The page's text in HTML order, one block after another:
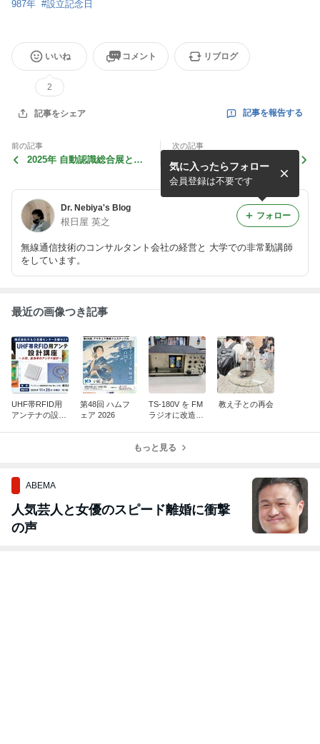
987年 #設立記念日
いいね
2
コメント リブログ
記事をシェア 記事を報告する
前の記事
2025年 自動認識総合展と国
次の記事
科学は楽しいグラウンド（ア
ース）を学ぶ勉強会（2025
年9月6日）
Dr. Nebiya's Blog
根日屋 英之
無線通信技術のコンサルタント会社の経営と 大学での非常勤講師
をしています。
気に入ったらフォロー
会員登録は不要です
フォロー
最近の画像つき記事
UHF帯RFID用
アンテナの設計
第48回 ハムフ
ェア 2026
TS-180V を FM
ラジオに改造し
教え子との再会
もっと見る
ABEMA
人気芸人と女優のスピード離婚に衝撃
の声